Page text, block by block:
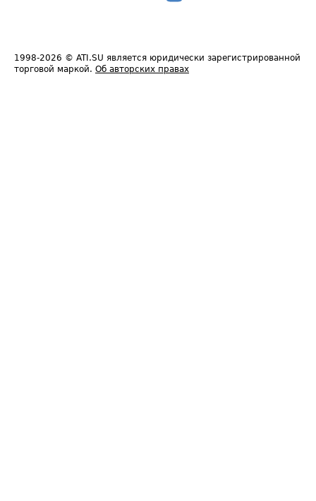
1998-2026 © ATI.SU является юридически зарегистрированной
торговой маркой. Об авторских правах